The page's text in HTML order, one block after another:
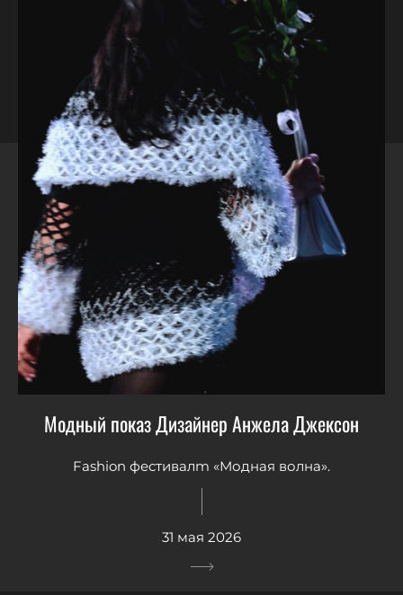
Модный показ Дизайнер Анжела Джексон
Fashion фестивалm «Модная волна».
31 мая 2026